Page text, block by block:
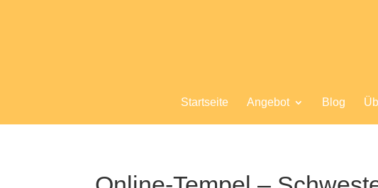
Startseite Angebot Blog